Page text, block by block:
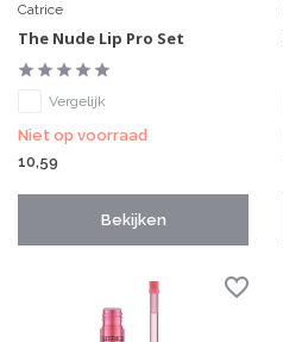
Catrice
The Nude Lip Pro Set
Vergelijk
Niet op voorraad
10,59
Bekijken